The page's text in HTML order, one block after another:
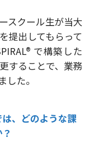
スクール生が当大
提出してもらって
で構築した
することで、業務
た。
、どのような課